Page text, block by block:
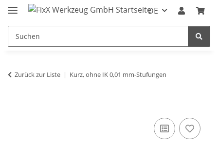
DE
Zurück zur Liste Kurz, ohne IK 0,01 mm-Stufungen